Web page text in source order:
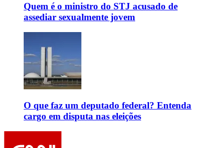
Quem é o ministro do STJ acusado de
assediar sexualmente jovem
O que faz um deputado federal? Entenda
cargo em disputa nas eleições